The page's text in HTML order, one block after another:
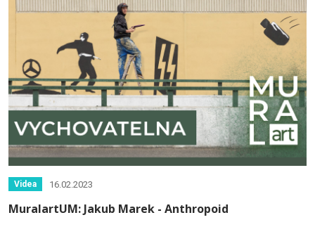
Videa 16.02.2023
MuralartUM: Jakub Marek - Anthropoid